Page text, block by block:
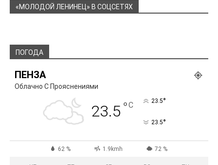
«МОЛОДОЙ ЛЕНИНЕЦ» В СОЦСЕТЯХ
ПОГОДА
ПЕНЗА
Облачно С Прояснениями
23.5 °C 23.5°
23.5°
62 % 1.9kmh 72 %